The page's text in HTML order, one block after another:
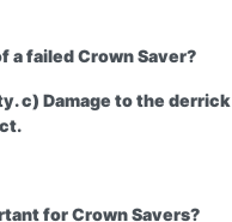
a failed Crown Saver?
c) Damage to the derrick
for Crown Savers?